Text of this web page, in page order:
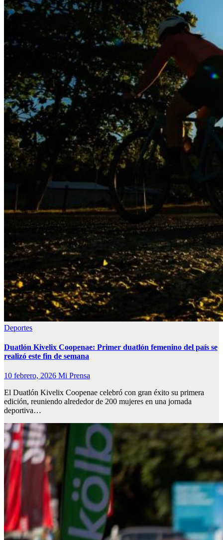
Deportes
Duatlón Kivelix Coopenae: Primer duatlón femenino del país se
realizó este fin de semana
10 febrero, 2026 Mi Prensa
El Duatlón Kivelix Coopenae celebró con gran éxito su primera
edición, reuniendo alrededor de 200 mujeres en una jornada
deportiva…